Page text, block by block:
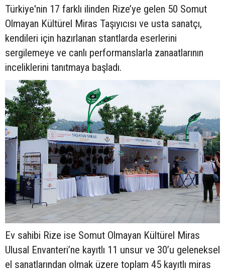
Türkiye'nin 17 farklı ilinden Rize’ye gelen 50 Somut
Olmayan Kültürel Miras Taşıyıcısı ve usta sanatçı,
kendileri için hazırlanan stantlarda eserlerini
sergilemeye ve canlı performanslarla zanaatlarının
inceliklerini tanıtmaya başladı.
Ev sahibi Rize ise Somut Olmayan Kültürel Miras
Ulusal Envanteri’ne kayıtlı 11 unsur ve 30’u geleneksel
el sanatlarından olmak üzere toplam 45 kayıtlı miras